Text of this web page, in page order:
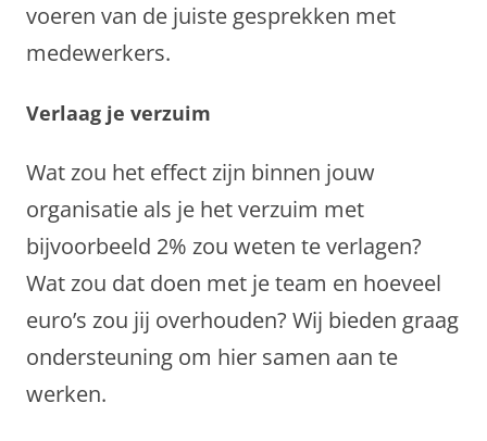
voeren van de juiste gesprekken met
medewerkers.
Verlaag je verzuim
Wat zou het effect zijn binnen jouw
organisatie als je het verzuim met
bijvoorbeeld 2% zou weten te verlagen?
Wat zou dat doen met je team en hoeveel
euro’s zou jij overhouden? Wij bieden graag
ondersteuning om hier samen aan te
werken.